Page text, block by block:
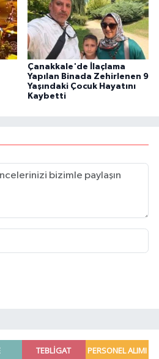
Çanakkale'de İlaçlama
Yapılan Binada Zehirlenen 9
Yaşındaki Çocuk Hayatını
Kaybetti